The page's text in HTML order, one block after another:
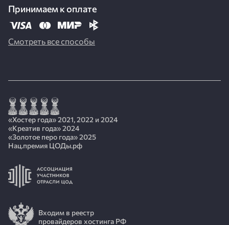
Принимаем к оплате
Смотреть все способы
«Хостер года» 2021, 2022 и 2024
«Креатив года» 2024
«Золотое перо года» 2025
Нац.премия ЦОДы.рф
Входим в реестр
провайдеров хостинга РФ